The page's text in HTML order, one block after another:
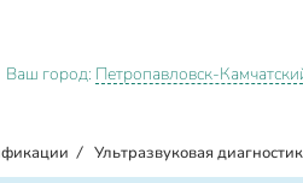
Ваш город: Петропавловск-
/ Ультразвуковая